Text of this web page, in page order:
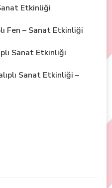
Etkinliği
Fen – Sanat Etkinliği
Sanat Etkinliği
Sanat Etkinliği –